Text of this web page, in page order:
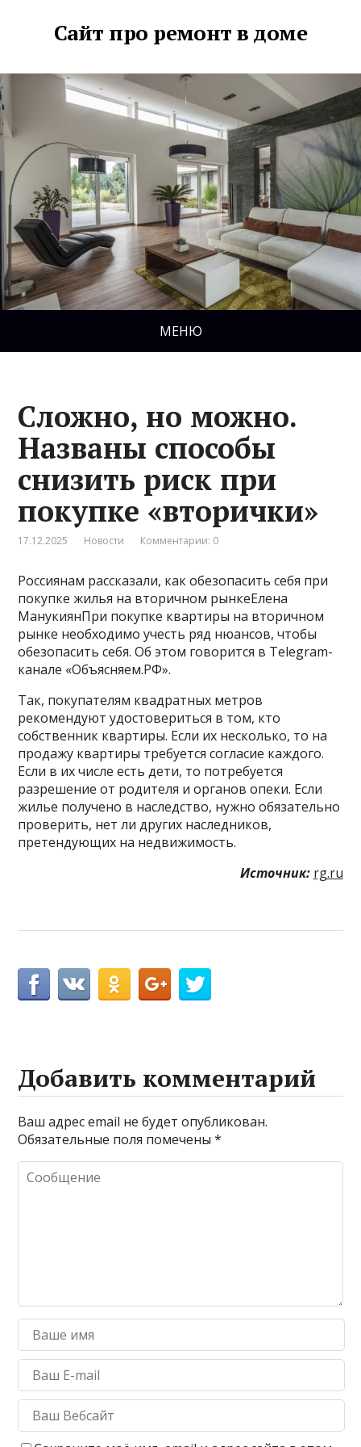
Сайт про ремонт в доме
МЕНЮ
Сложно, но можно.
Названы способы
снизить риск при
покупке «вторички»
17.12.2025 Новости Комментарии: 0
Россиянам рассказали, как обезопасить себя при
покупке жилья на вторичном рынкеЕлена
МанукиянПри покупке квартиры на вторичном
рынке необходимо учесть ряд нюансов, чтобы
обезопасить себя. Об этом говорится в Telegram-
канале «Объясняем.РФ».
Так, покупателям квадратных метров
рекомендуют удостовериться в том, кто
собственник квартиры. Если их несколько, то на
продажу квартиры требуется согласие каждого.
Если в их числе есть дети, то потребуется
разрешение от родителя и органов опеки. Если
жилье получено в наследство, нужно обязательно
проверить, нет ли других наследников,
претендующих на недвижимость.
Источник: rg.ru
Добавить комментарий
Ваш адрес email не будет опубликован.
Обязательные поля помечены*